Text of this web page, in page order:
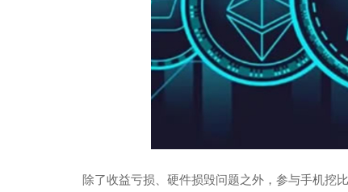
除了收益亏损、硬件损毁问题之外，参与手机挖